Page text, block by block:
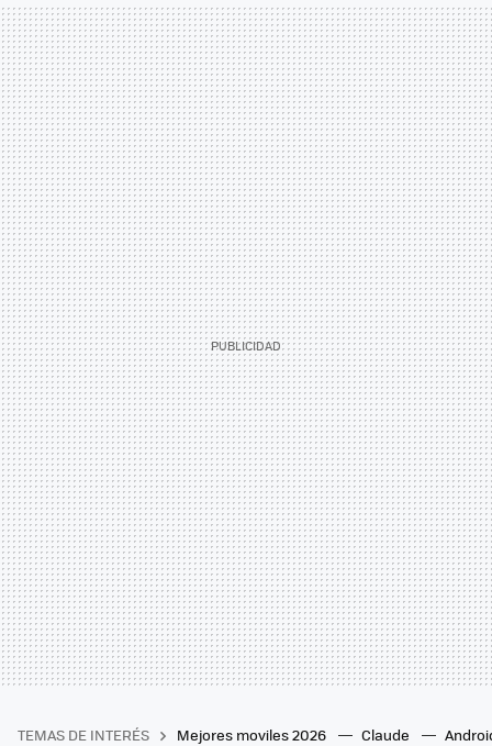
TEMAS DE INTERÉS Mejores moviles 2026 Claude